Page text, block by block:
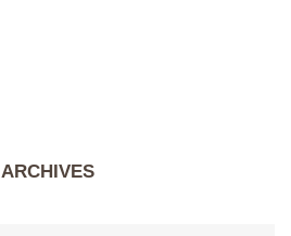
ARCHIVES